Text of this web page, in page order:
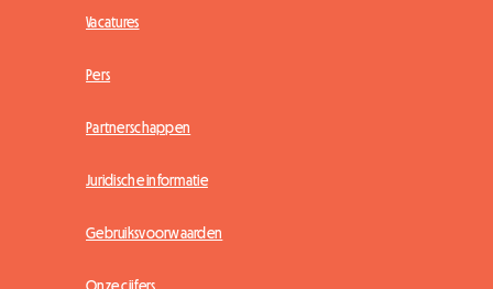
Vacatures
Pers
Partnerschappen
Juridische informatie
Gebruiksvoorwaarden
Onze cijfers